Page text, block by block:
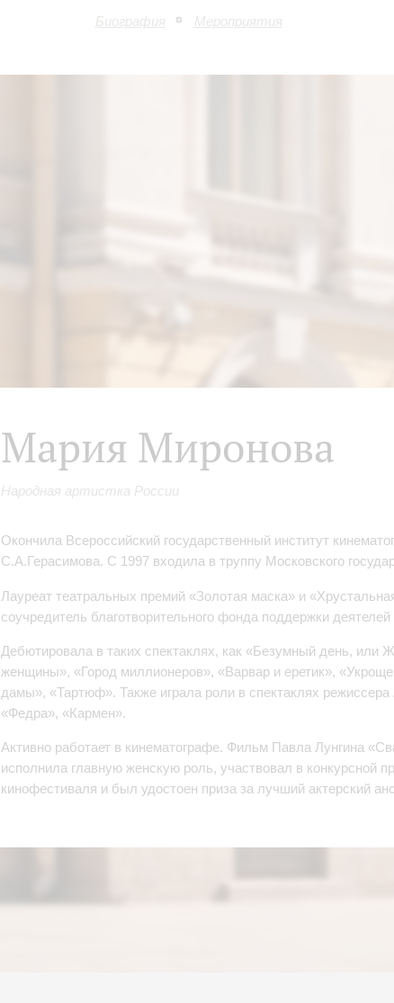
Биография Мероприятия
Мария Миронова
Народная артистка России
Окончила Всероссийский государственный институт
С.А.Герасимова. С 1997 входила в труппу Московского
Лауреат театральных премий «Золотая маска» и
соучредитель благотворительного фонда поддержки деятелей
Дебютировала в таких спектаклях, как «Безумный день, или
женщины», «Город миллионеров», «Варвар и еретик»,
дамы», «Тартюф». Также играла роли в спектаклях
«Федра», «Кармен».
Активно работает в кинематографе. Фильм Павла Лунгина
исполнила главную женскую роль, участвовал в конкурсной
кинофестиваля и был удостоен приза за лучший актерский